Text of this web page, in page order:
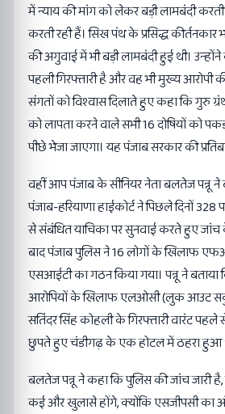
में न्याय की मांग को लेकर बड़ी लामबंदी करती
करती रही हैं। सिख पंथ के प्रसिद्ध
की अगुवाई में भी बड़ी लामबंदी हुई थी।
पहली गिरफ्तारी है और वह भी मुख्य आरोपी
संगतों को विश्वास दिलाते हुए कहा कि गुरु
को लापता करने वाले सभी 16 दोषियों को
पीछे भेजा जाएगा। यह पंजाब सरकार की
वहीं आप पंजाब के सीनियर नेता बलतेज पन्नू ने
पंजाब-हरियाणा हाईकोर्ट ने पिछले दिनों 328
से संबंधित याचिका पर सुनवाई करते हुए जांच
बाद पंजाब पुलिस ने 16 लोगों के खिलाफ
एसआईटी का गठन किया गया। पन्नू ने बताया
आरोपियों के खिलाफ एलओसी (लुक आउट
सतिंदर सिंह कोहली के गिरफ्तारी वारंट पहले
छुपते हुए चंडीगढ़ के एक होटल में ठहरा हुआ
बलतेज पन्नू ने कहा कि पुलिस की जांच जारी
कई और खुलासे होंगे, क्योंकि एसजीपसी का